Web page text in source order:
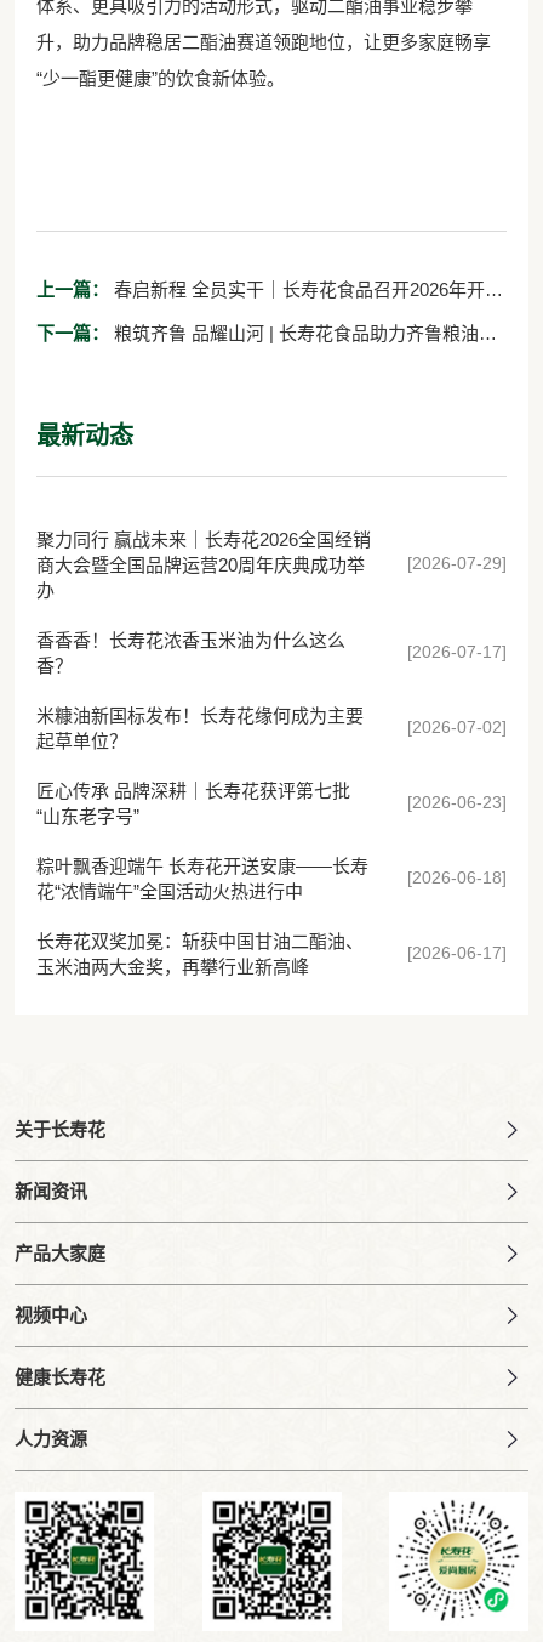
体系、更具吸引力的活动形式，驱动二酯油事业稳步攀
升，助力品牌稳居二酯油赛道领跑地位，让更多家庭畅享
“少一酯更健康”的饮食新体验。
上一篇：
工作会议
下一篇：
最新动态
聚力同行 赢战未来｜长寿花2026全国经销
商大会暨全国品牌运营20周年庆典成功举
办
[2026-07-29]
香香香！长寿花浓香玉米油为什么这么
香？
[2026-07-17]
米糠油新国标发布！长寿花缘何成为主要
起草单位？
[2026-07-02]
匠心传承 品牌深耕｜长寿花获评第七批
“山东老字号”
[2026-06-23]
粽叶飘香迎端午 长寿花开送安康——长寿
花“浓情端午”全国活动火热进行中
[2026-06-18]
长寿花双奖加冕：斩获中国甘油二酯油、
玉米油两大金奖，再攀行业新高峰
[2026-06-17]
关于长寿花
新闻资讯
产品大家庭
视频中心
健康长寿花
人力资源